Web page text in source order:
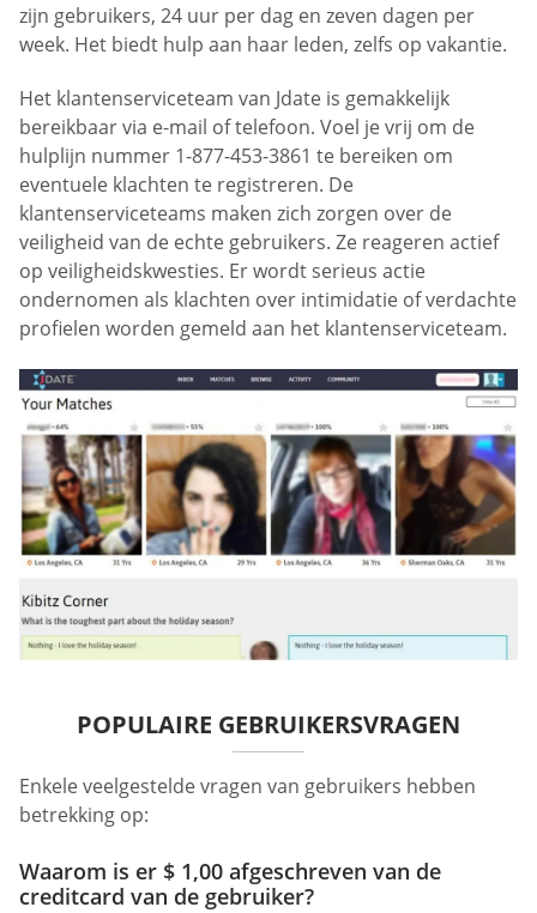
zijn gebruikers, 24 uur per dag en zeven dagen per
week. Het biedt hulp aan haar leden, zelfs op vakantie.
Het klantenserviceteam van Jdate is gemakkelijk
bereikbaar via e-mail of telefoon. Voel je vrij om de
hulplijn nummer 1-877-453-3861 te bereiken om
eventuele klachten te registreren. De
klantenserviceteams maken zich zorgen over de
veiligheid van de echte gebruikers. Ze reageren actief
op veiligheidskwesties. Er wordt serieus actie
ondernomen als klachten over intimidatie of verdachte
profielen worden gemeld aan het klantenserviceteam.
POPULAIRE GEBRUIKERSVRAGEN
Enkele veelgestelde vragen van gebruikers hebben
betrekking op:
Waarom is er $ 1,00 afgeschreven van de
creditcard van de gebruiker?